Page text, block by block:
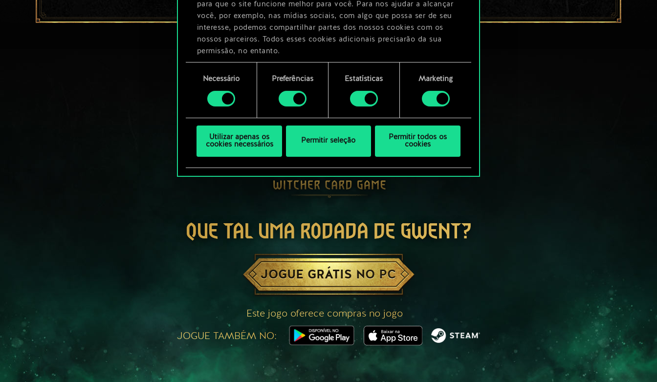
para que o site funcione melhor para você. Para nos ajudar a alcançar
você, por exemplo, nas mídias sociais, com algo que possa ser de seu
interesse, podemos compartilhar partes dos nossos cookies com os
nossos parceiros. Todos esses cookies adicionais precisarão da sua
permissão, no entanto.
Você encontrará todos os detalhes sobre o uso de cookies e poderá
consentimento
Necessário Preferências Estatísticas Marketing
Utilizar apenas os
cookies necessários
Permitir seleção
Permitir todos os
cookies
QUE TAL UMA RODADA DE GWENT?
JOGUE GRÁTIS NO PC
Este jogo oferece compras no jogo
JOGUE TAMBÉM NO: